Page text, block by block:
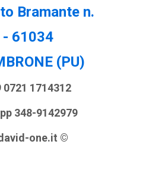
Bramante n.
- 61034
(PU)
0721 1714312
348-9142979
one.it ©